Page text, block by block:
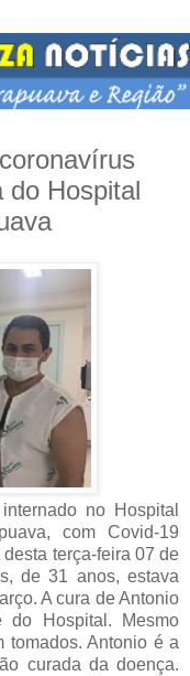
do Hospital
no Hospital
com Covid-19
terça-feira 07 de
de 31 anos, estava
A cura de Antonio
do Hospital. Mesmo
tomados. Antonio é a
curada da doença.